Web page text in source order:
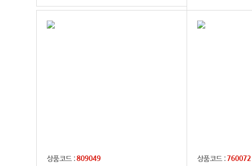
상품코드 :809049 상품코드 :760072